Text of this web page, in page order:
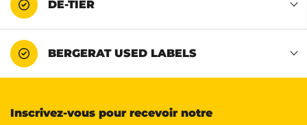
DE-TIER
BERGERAT USED LABELS
Inscrivez-vous pour recevoir notre